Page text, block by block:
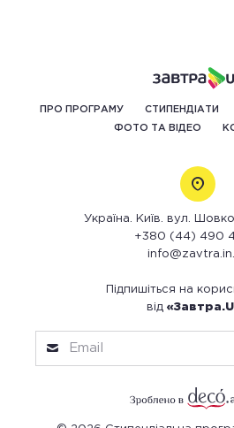
ПРО ПРОГРАМУ СТИПЕНДІАТИ
ФОТО ТА ВІДЕО
Україна. Київ. вул.
+380 (44) 490
Підпишіться на
від